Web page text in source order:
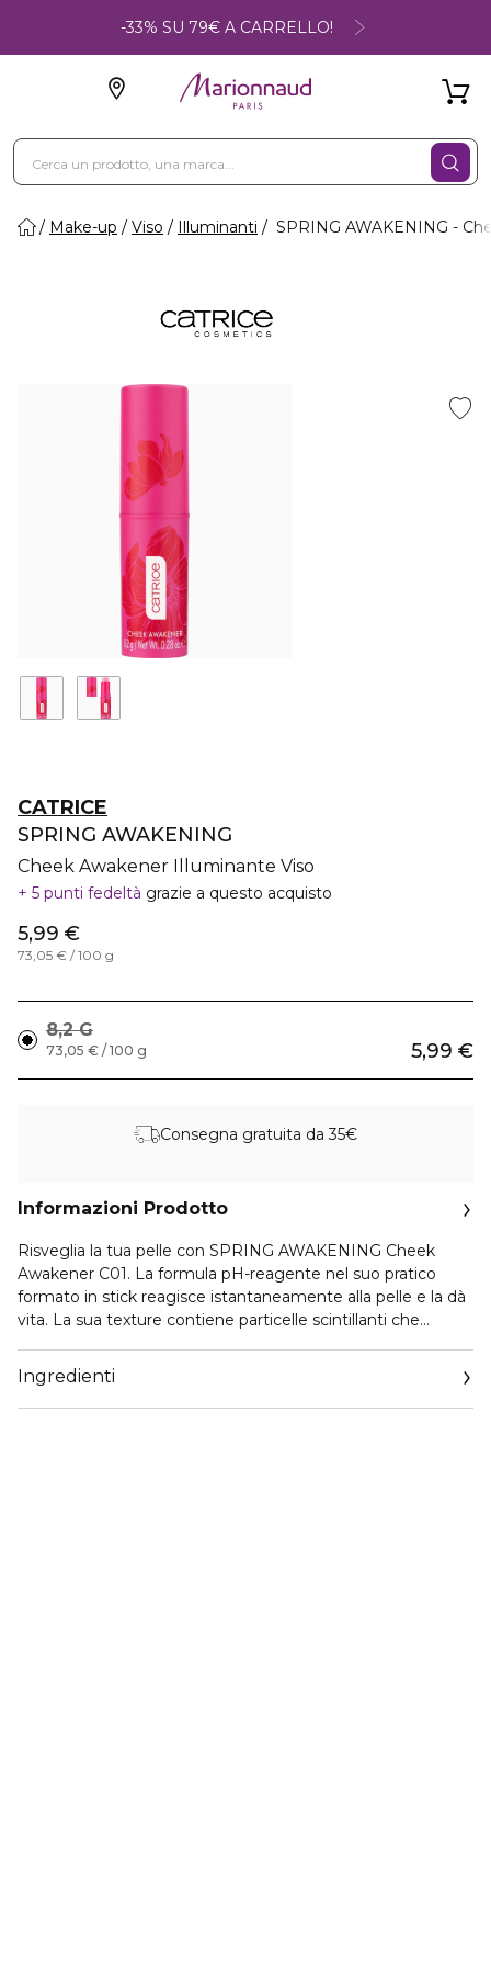
-33% SU 79€ A CARRELLO!
Make-up Viso Illuminanti SPRING AWAKENING -
CATRICE
SPRING AWAKENING
Cheek Awakener Illuminante Viso
5 punti fedeltà grazie a questo acquisto
5,99 €
73,05 € / 100 g
8,2 G
5,99 €
73,05 € / 100 g
Consegna gratuita da 35€
Informazioni Prodotto
Risveglia la tua pelle con SPRING AWAKENING Cheek
Awakener C01. La formula pH-reagente nel suo pratico
formato in stick reagisce istantaneamente alla pelle e la dà
vita. La sua texture contiene particelle scintillanti che
che lascia risplendere la tua carnagione.
Ingredienti